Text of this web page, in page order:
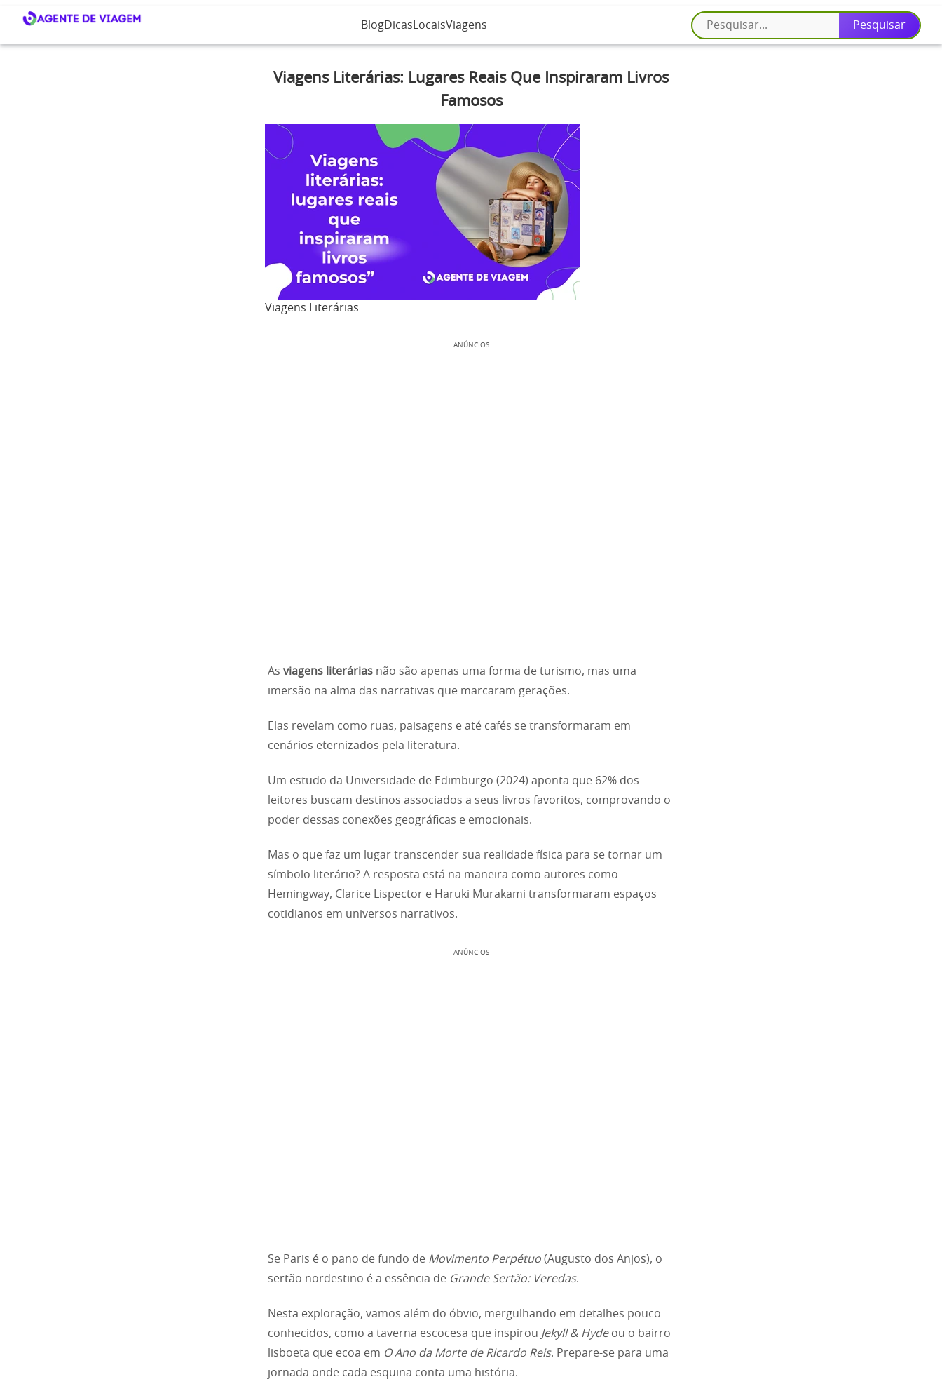
BlogDicas LocaisViagens
Viagens Literárias: Lugares Reais Que Inspiraram Livros
Famosos
Viagens Literárias
ANÚNCIOS
As viagens literárias não são apenas uma forma de turismo, mas uma
imersão na alma das narrativas que marcaram gerações.
Elas revelam como ruas, paisagens e até cafés se transformaram em
cenários eternizados pela literatura.
Um estudo da Universidade de Edimburgo (2024) aponta que 62% dos
leitores buscam destinos associados a seus livros favoritos, comprovando o
poder dessas conexões geográficas e emocionais.
Mas o que faz um lugar transcender sua realidade física para se tornar um
símbolo literário? A resposta está na maneira como autores como
Hemingway, Clarice Lispector e Haruki Murakami transformaram espaços
cotidianos em universos narrativos.
ANÚNCIOS
Se Paris é o pano de fundo de Movimento Perpétuo (Augusto dos Anjos), o
sertão nordestino é a essência de Grande Sertão: Veredas.
Nesta exploração, vamos além do óbvio, mergulhando em detalhes pouco
conhecidos, como a taverna escocesa que inspirou Jekyll & Hydeou o bairro
lisboeta que ecoa em O Ano da Morte de Ricardo Reis. Prepare-se para uma
jornada onde cada esquina conta uma história.